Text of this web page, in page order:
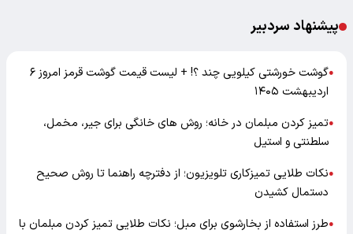
پیشنهاد سردبیر
●
گوشت خورشتی کیلویی چند ؟! + لیست قیمت گوشت قرمز امروز ۶
اردیبهشت ۱۴۰۵
●تمیز کردن مبلمان در خانه؛ روش های خانگی برای جیر، مخمل،
سلطنتی و استیل
●نکات طلایی تمیزکاری تلویزیون؛ از دفترچه راهنما تا روش صحیح
دستمال کشیدن
●طرز استفاده از بخارشوی برای مبل؛ نکات طلایی تمیز کردن مبلمان با